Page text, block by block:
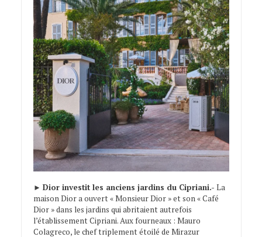
► Dior investit les anciens jardins du Cipriani.- La
maison Dior a ouvert « Monsieur Dior » et son « Café
Dior » dans les jardins qui abritaient autrefois
l’établissement Cipriani. Aux fourneaux : Mauro
Colagreco, le chef triplement étoilé de Mirazur